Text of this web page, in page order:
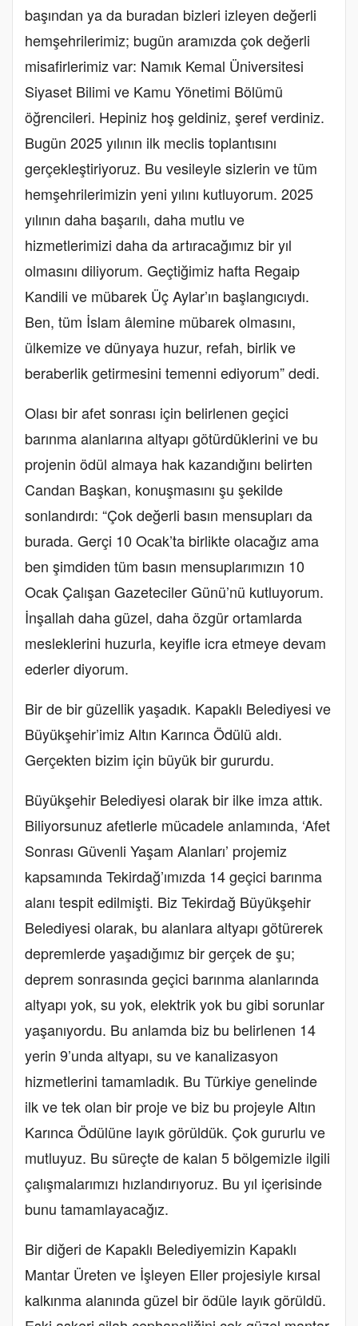
başından ya da buradan bizleri izleyen değerli
hemşehrilerimiz; bugün aramızda çok değerli
misafirlerimiz var: Namık Kemal Üniversitesi
Siyaset Bilimi ve Kamu Yönetimi Bölümü
öğrencileri. Hepiniz hoş geldiniz, şeref verdiniz.
Bugün 2025 yılının ilk meclis toplantısını
gerçekleştiriyoruz. Bu vesileyle sizlerin ve tüm
hemşehrilerimizin yeni yılını kutluyorum. 2025
yılının daha başarılı, daha mutlu ve
hizmetlerimizi daha da artıracağımız bir yıl
olmasını diliyorum. Geçtiğimiz hafta Regaip
Kandili ve mübarek Üç Aylar’ın başlangıcıydı.
Ben, tüm İslam âlemine mübarek olmasını,
ülkemize ve dünyaya huzur, refah, birlik ve
beraberlik getirmesini temenni ediyorum” dedi.
Olası bir afet sonrası için belirlenen geçici
barınma alanlarına altyapı götürdüklerini ve bu
projenin ödül almaya hak kazandığını belirten
Candan Başkan, konuşmasını şu şekilde
sonlandırdı: “Çok değerli basın mensupları da
burada. Gerçi 10 Ocak’ta birlikte olacağız ama
ben şimdiden tüm basın mensuplarımızın 10
Ocak Çalışan Gazeteciler Günü’nü kutluyorum.
İnşallah daha güzel, daha özgür ortamlarda
mesleklerini huzurla, keyifle icra etmeye devam
ederler diyorum.
Bir de bir güzellik yaşadık. Kapaklı Belediyesi ve
Büyükşehir’imiz Altın Karınca Ödülü aldı.
Gerçekten bizim için büyük bir gururdu.
Büyükşehir Belediyesi olarak bir ilke imza attık.
Biliyorsunuz afetlerle mücadele anlamında, ‘Afet
Sonrası Güvenli Yaşam Alanları’ projemiz
kapsamında Tekirdağ’ımızda 14 geçici barınma
alanı tespit edilmişti. Biz Tekirdağ Büyükşehir
Belediyesi olarak, bu alanlara altyapı götürerek
depremlerde yaşadığımız bir gerçek de şu;
deprem sonrasında geçici barınma alanlarında
altyapı yok, su yok, elektrik yok bu gibi sorunlar
yaşanıyordu. Bu anlamda biz bu belirlenen 14
yerin 9’unda altyapı, su ve kanalizasyon
hizmetlerini tamamladık. Bu Türkiye genelinde
ilk ve tek olan bir proje ve biz bu projeyle Altın
Karınca Ödülüne layık görüldük. Çok gururlu ve
mutluyuz. Bu süreçte de kalan 5 bölgemizle ilgili
çalışmalarımızı hızlandırıyoruz. Bu yıl içerisinde
bunu tamamlayacağız.
Bir diğeri de Kapaklı Belediyemizin Kapaklı
Mantar Üreten ve İşleyen Eller projesiyle kırsal
kalkınma alanında güzel bir ödüle layık görüldü.